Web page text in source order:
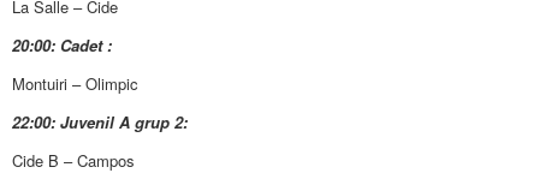
La Salle – Cide
20:00: Cadet :
Montuiri – Olimpic
22:00: Juvenil A grup 2:
Cide B – Campos